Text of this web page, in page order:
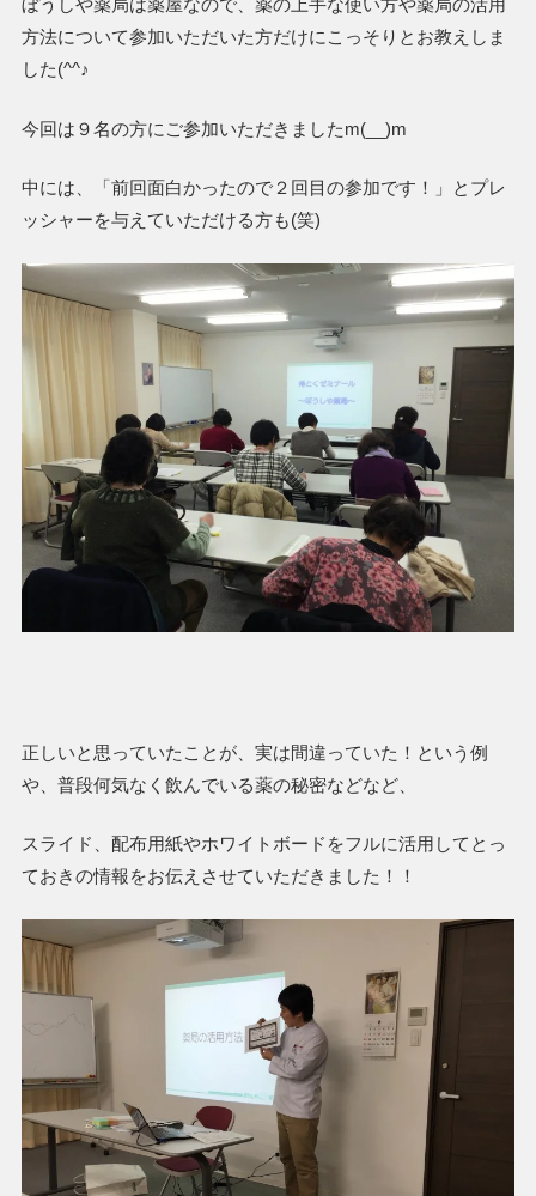
ぼうしや薬局は薬屋なので、薬の上手な使い方や薬局の活用
方法について参加いただいた方だけにこっそりとお教えしま
した(^^♪
今回は９名の方にご参加いただきましたm(__)m
中には、「前回面白かったので２回目の参加です！」とプレ
ッシャーを与えていただける方も(笑)
正しいと思っていたことが、実は間違っていた！という例
や、普段何気なく飲んでいる薬の秘密などなど、
スライド、配布用紙やホワイトボードをフルに活用してとっ
ておきの情報をお伝えさせていただきました！！